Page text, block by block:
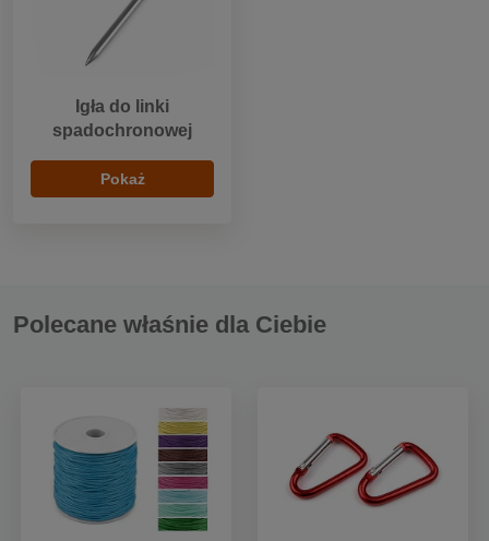
Igła do linki
spadochronowej
Pokaż
Polecane właśnie dla Ciebie